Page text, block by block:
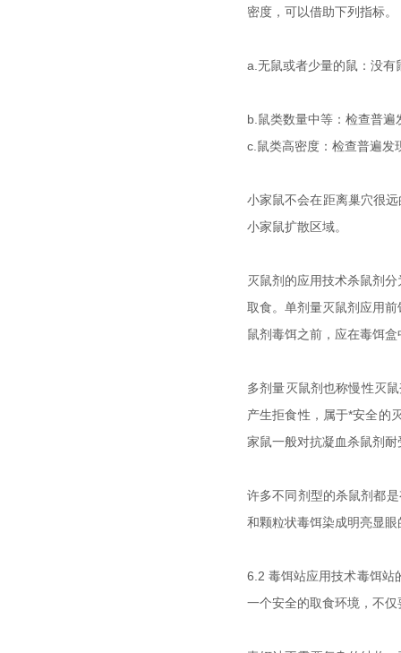
密度，可以借助下列指标。
a.无鼠或者少量的鼠：没有
b.鼠类数量中等：检查普
c.鼠类高密度：检查普遍发
小家鼠不会在距离巢穴很
小家鼠扩散区域。
灭鼠剂的应用技术杀鼠剂
取食。单剂量灭鼠剂应用
鼠剂毒饵之前，应在毒饵
多剂量灭鼠剂也称慢性灭
产生拒食性，属于*安全的
家鼠一般对抗凝血杀鼠剂
许多不同剂型的杀鼠剂都
和颗粒状毒饵染成明亮显
6.2 毒饵站应用技术毒饵站
一个安全的取食环境，不